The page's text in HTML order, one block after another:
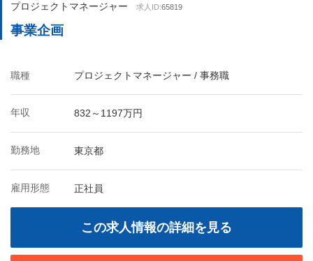
プロジェクトマネージャー 求人ID:65819
事業企画
職種 プロジェクトマネージャー / 事務職
年収 832～1197万円
勤務地 東京都
雇用形態 正社員
この求人情報の詳細を見る